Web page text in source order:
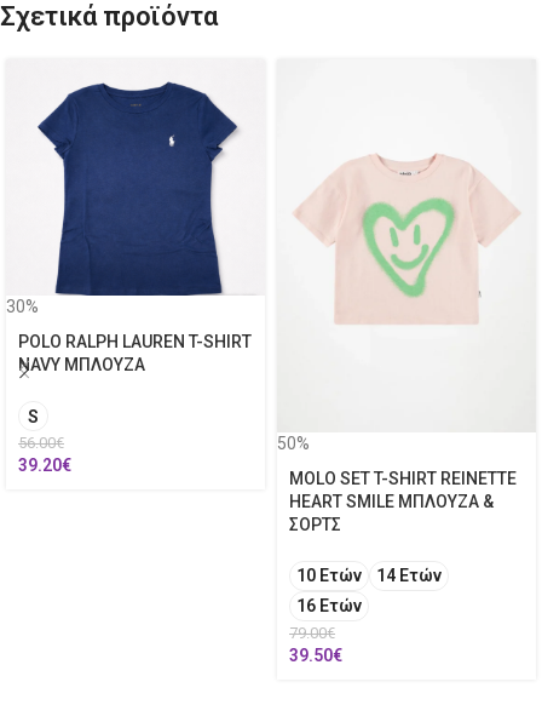
Σχετικά προϊόντα
30%
POLO RALPH LAUREN T-SHIRT
NAVY ΜΠΛΟΥΖΑ
S
56.00€
39.20€
50%
MOLO SET T-SHIRT REINETTE
HEART SMILE ΜΠΛΟΥΖΑ &
ΣΟΡΤΣ
10 Ετών
14 Ετών
16 Ετών
79.00€
39.50€